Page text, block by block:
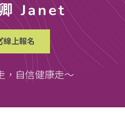
Janet
線上報名
，自信健康走～